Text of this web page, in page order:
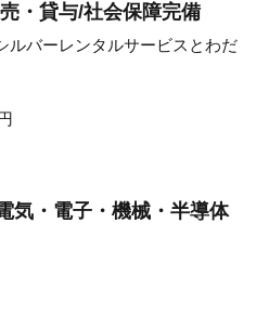
・貸与/社会保障完備
ルバーレンタルサービスとわだ
気・電子・機械・半導体